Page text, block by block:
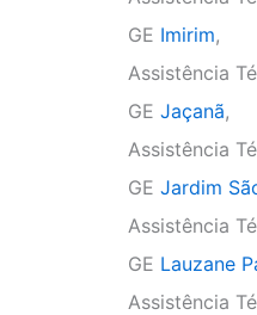
GE Imirim,
Assistência
GE Jaçanã,
Assistência
GE Jardim
Assistência
GE Lauzane
Assistência